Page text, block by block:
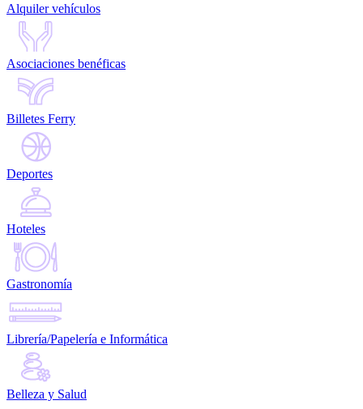
Alquiler vehículos
Asociaciones benéficas
Billetes Ferry
Deportes
Hoteles
Gastronomía
Librería/Papelería e Informática
Belleza y Salud